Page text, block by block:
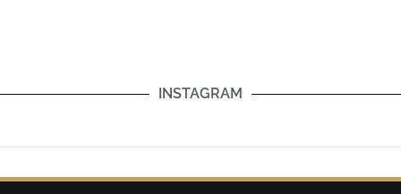
INSTAGRAM